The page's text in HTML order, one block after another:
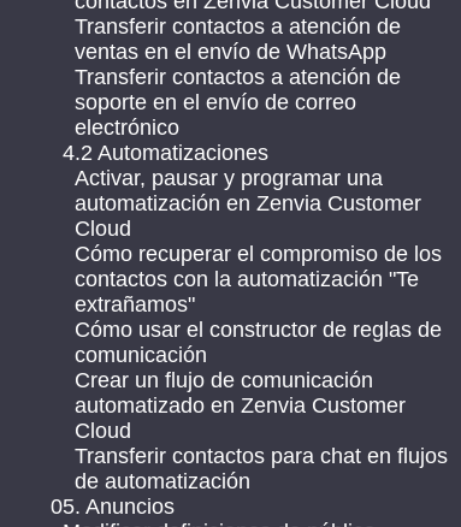
Transferir contactos a atención de
ventas en el envío de WhatsApp
Transferir contactos a atención de
soporte en el envío de correo
electrónico
4.2 Automatizaciones
Activar, pausar y programar una
automatización en Zenvia Customer
Cloud
Cómo recuperar el compromiso de los
contactos con la automatización "Te
extrañamos"
Cómo usar el constructor de reglas de
comunicación
Crear un flujo de comunicación
automatizado en Zenvia Customer
Cloud
Transferir contactos para chat en flujos
de automatización
05. Anuncios